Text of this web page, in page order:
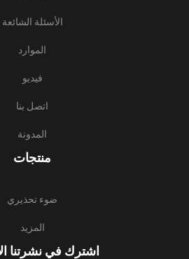
الأسئلة الشائعة
الموارد
فيديو
اتصل بنا
المدونة
منتجات
ضوء تحذيري
المزيد
اشترك في نشرتنا